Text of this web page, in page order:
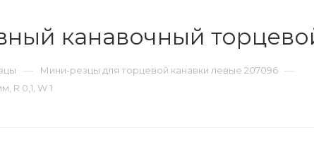
канавочный
— Мини-резцы для торцевой канавки левые 207096 —
R 0,1, W 1